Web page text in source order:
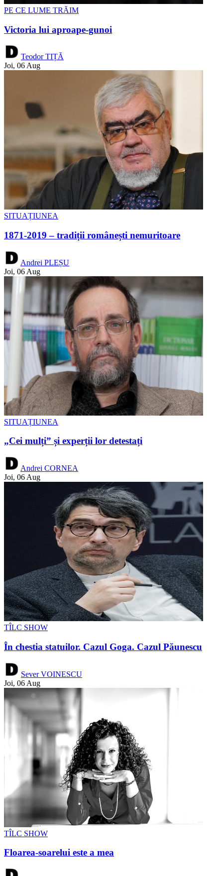
PE CE LUME TRĂIM
Victoria lui aproape-gunoi
Teodor TIȚĂ
Joi, 06 Aug
SITUAȚIUNEA
1871-2019 – tradiții românești nemuritoare
Andrei PLEȘU
Joi, 06 Aug
SITUAȚIUNEA
„Cei mulți” și experții lor detestați
Andrei CORNEA
Joi, 06 Aug
TÎLC SHOW
În chestia statuilor. Cazul Goga. Cazul Păunescu
Sever VOINESCU
Joi, 06 Aug
TÎLC SHOW
Floarea-soarelui este a mea